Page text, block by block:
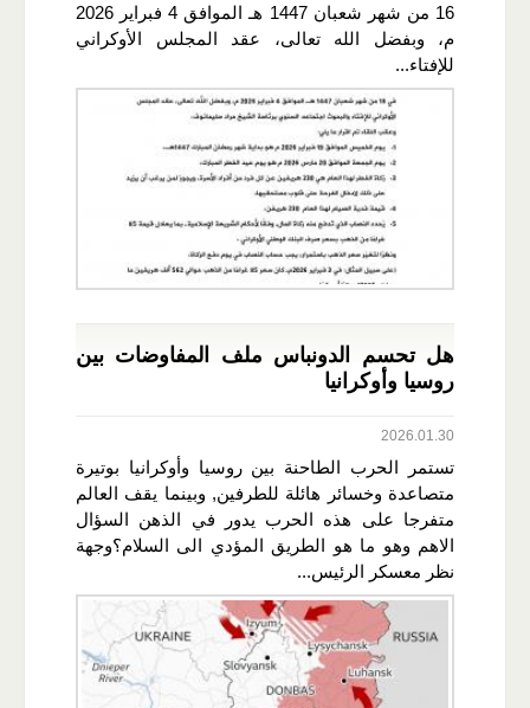
16 من شهر شعبان 1447 هـ الموافق 4 فبراير 2026
م، وبفضل الله تعالى، عقد المجلس الأوكراني
للإفتاء...
هل تحسم الدونباس ملف المفاوضات بين
روسيا وأوكرانيا
2026.01.30
تستمر الحرب الطاحنة بين روسيا وأوكرانيا بوتيرة
متصاعدة وخسائر هائلة للطرفين, وبينما يقف العالم
متفرجا على هذه الحرب يدور في الذهن السؤال
الاهم وهو ما هو الطريق المؤدي الى السلام؟وجهة
نظر معسكر الرئيس...